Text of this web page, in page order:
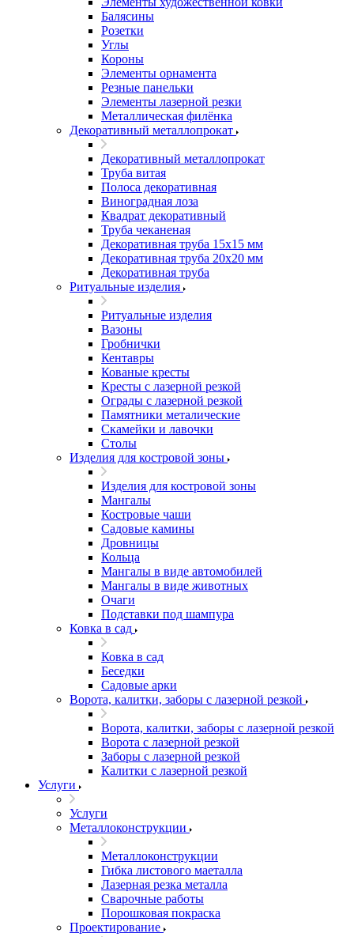
Балясины
Розетки
Углы
Короны
Элементы орнамента
Резные панельки
Элементы лазерной резки
Металлическая филёнка
Декоративный металлопрокат
Декоративный металлопрокат
Труба витая
Полоса декоративная
Виноградная лоза
Квадрат декоративный
Труба чеканеная
Декоративная труба 15х15 мм
Декоративная труба 20х20 мм
Декоративная труба
Ритуальные изделия
Ритуальные изделия
Вазоны
Гробнички
Кентавры
Кованые кресты
Кресты с лазерной резкой
Ограды с лазерной резкой
Памятники металические
Скамейки и лавочки
Столы
Изделия для костровой зоны
Изделия для костровой зоны
Мангалы
Костровые чаши
Садовые камины
Дровницы
Кольца
Мангалы в виде автомобилей
Мангалы в виде животных
Очаги
Подставки под шампура
Ковка в сад
Ковка в сад
Беседки
Садовые арки
Ворота, калитки, заборы с лазерной резкой
Ворота, калитки, заборы с лазерной резкой
Ворота с лазерной резкой
Заборы с лазерной резкой
Калитки с лазерной резкой
Услуги
Услуги
Металлоконструкции
Металлоконструкции
Гибка листового маеталла
Лазерная резка металла
Сварочные работы
Порошковая покраска
Проектирование